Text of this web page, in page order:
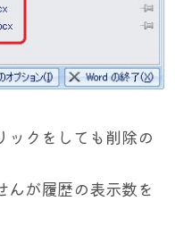
ックをしても削除の
んが履歴の表示数を